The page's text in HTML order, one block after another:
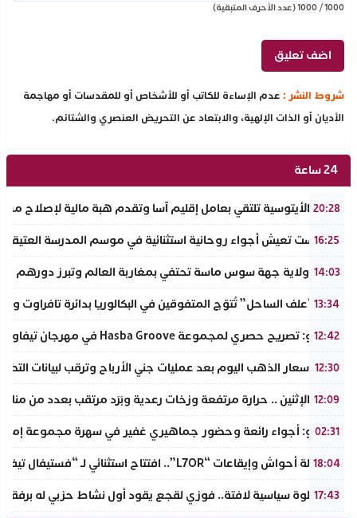
1000
/
1000(عدد الأحرف المتبقية)
شروط النشر : عدم الإساءة للكاتب أو للأشخاص أو للمقدسات أو مهاجمة
الأديان أو الذات الإلهية، والابتعاد عن التحريض العنصري والشتائم.
24 ساعة
20:28
الجالية الأيتوسية تلتقي بعامل إقليم آسا وتقدم هبة مالية لإصلاح
16:25
تماكوست تعيش أجواء روحانية استثنائية في موسم المدرسة
14:03
أكادير: ولاية جهة سوس ماسة تحتفي بمغاربة العالم وتبرز دورهم في
13:34
شركة “علف الساحل” تُتوّج المتفوقين في البكالوريا بدائرة تافراوت
12:42
بالفيديو: تصريح حصري لمجموعة Hasba Groove في مهرجان تيفاوين: “أدينا جديدنا لأول مرة مع جمهور تافراوت الرائع”
12:30
تراجع أسعار الذهب اليوم بعد عمليات جني الأرباح وترقب لبيانات
12:09
طقس الإثنين .. حرارة مرتفعة وزخات رعدية وبَرَد مرتقب بعدد من
02:31
بالفيديو: أجواء رائعة وحضور جماهيري غفير في سهرة مجموعة
18:04
بين أصالة أحواش وإيقاعات “L7OR”.. افتتاح استثنائي لـ “فستيفال تيفاوين” بتافراوت
17:43
في خطوة سياسية لافتة.. فوزي لقجع يقود أول نشاط حزبي له برفقة